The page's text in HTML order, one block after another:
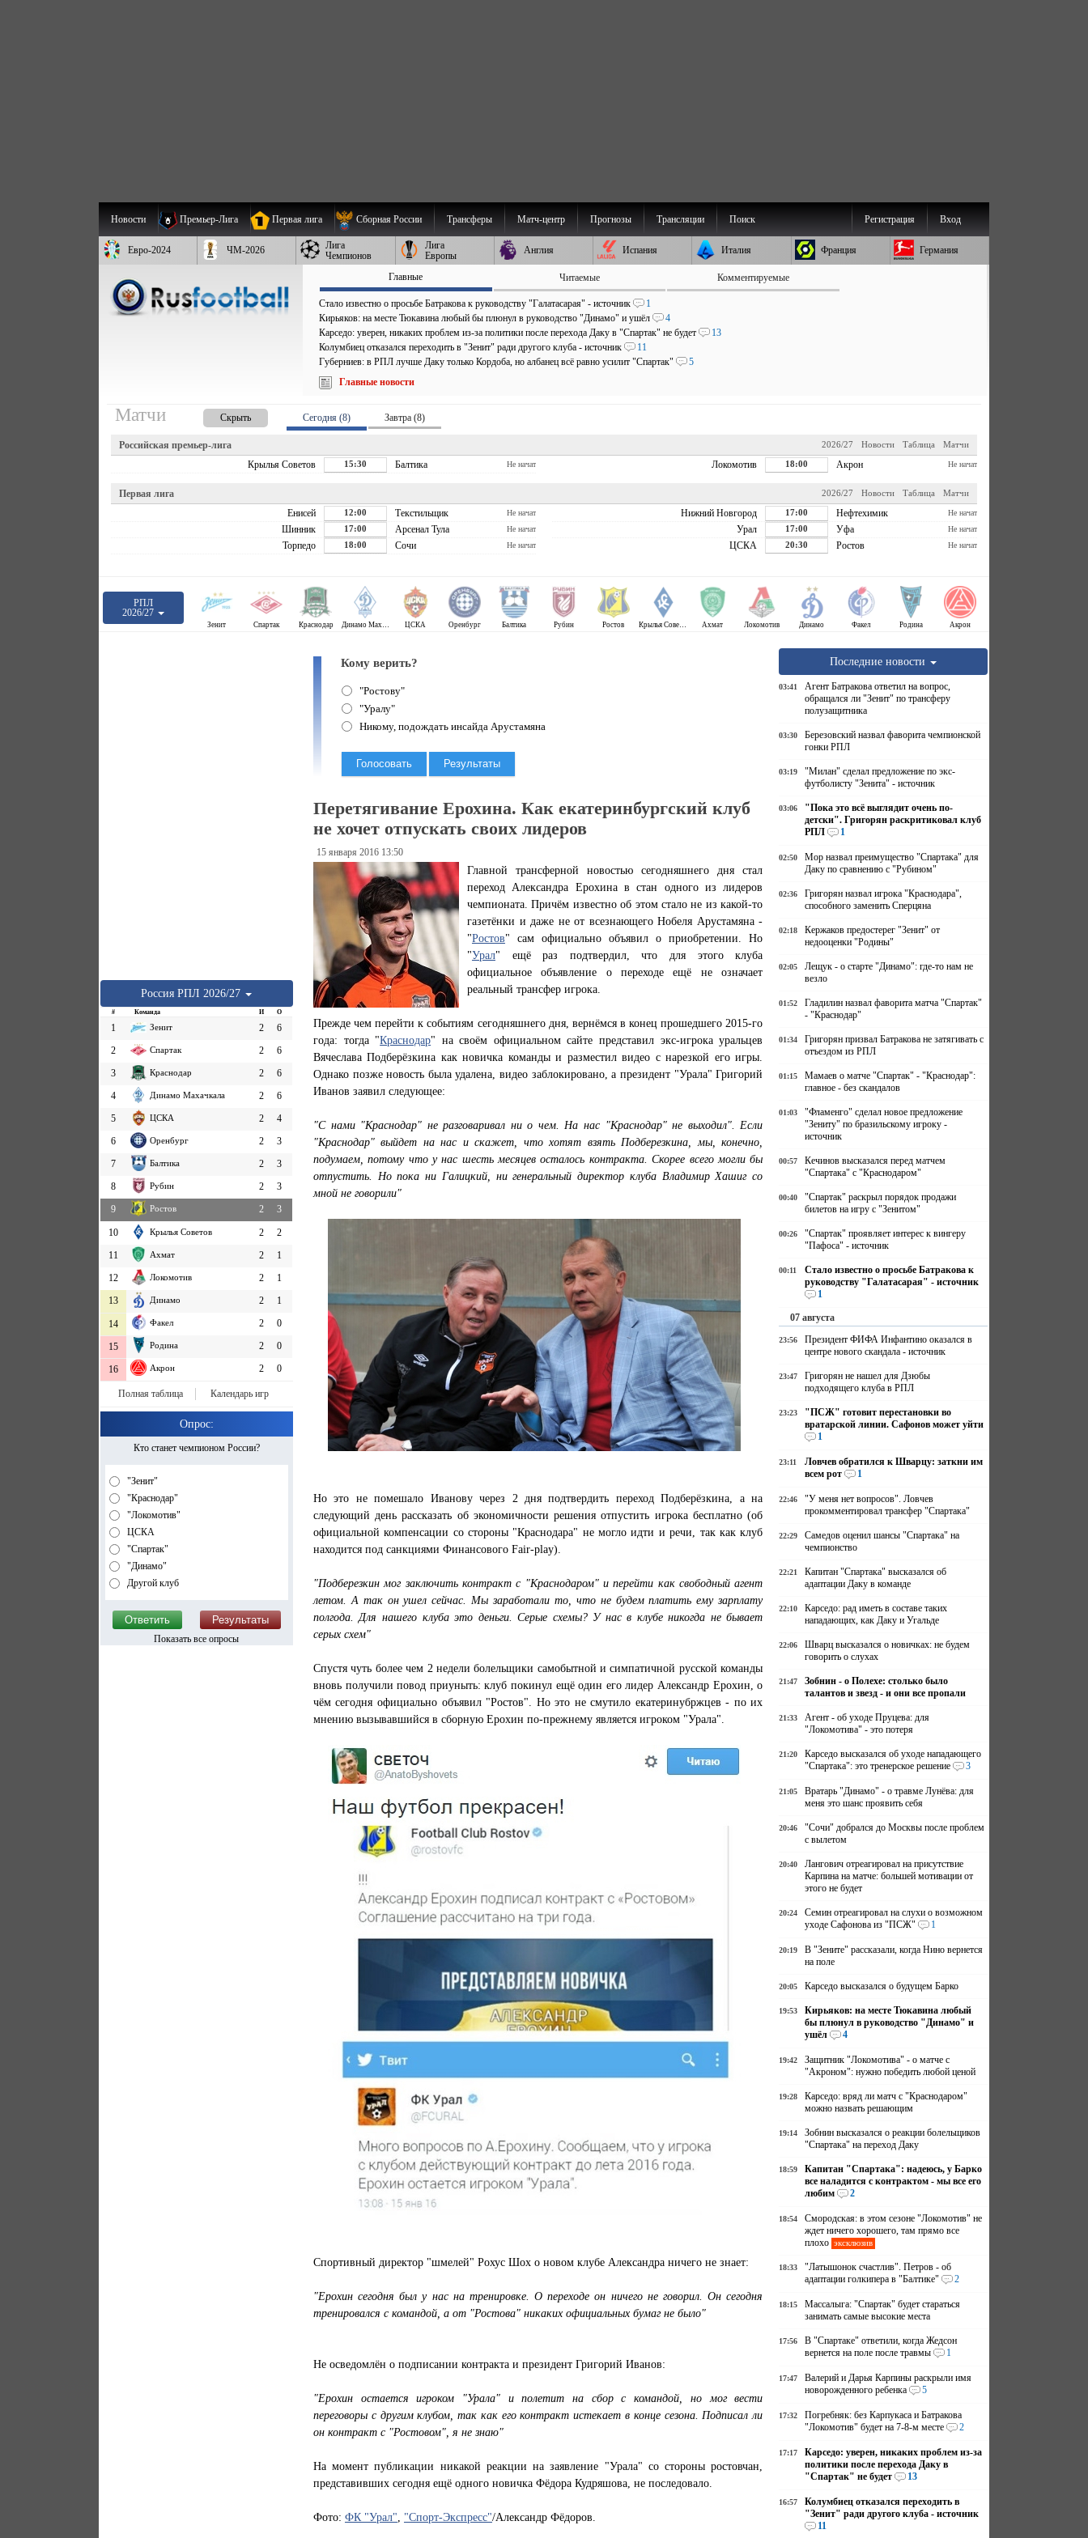
Новости Премьер-Лига Первая лига Сборная России Трансферы Матч-центр Прогнозы Трансляции Поиск Вход
Регистрация
Евро-2024 ЧМ-2026
Лига
Чемпионов
Лига
Европы
Англия Испания Италия Франция Германия
Главные Читаемые Комментируемые
Стало известно о просьбе Батракова к руководству "Галатасарая" - источник
1
Кирьяков: на месте Тюкавина любый бы плюнул в руководство "Динамо" и ушёл
4
Карседо: уверен, никаких проблем из-за политики после перехода Даку в "Спартак" не будет
13
Колумбиец отказался переходить в "Зенит" ради другого клуба - источник
11
Губерниев: в РПЛ лучше Даку только Кордоба, но албанец всё равно усилит "Спартак"
5
Главные новости
Матчи Скрыть Сегодня (8) Завтра (8)
Российская премьер-лига Матчи
Таблица
Новости
2026/27
Крылья Советов 15:30 Балтика Не начат Локомотив 18:00 Акрон Не начат
Первая лига Матчи
Таблица
Новости
2026/27
Енисей 12:00 Текстильщик Не начат Нижний Новгород 17:00 Нефтехимик Не начат
Шинник 17:00 Арсенал Тула Не начат Урал 17:00 Уфа Не начат
Торпедо 18:00 Сочи Не начат ЦСКА 20:30 Ростов Не начат
РПЛ
2026/27
Зенит Спартак Краснодар Динамо Махачкала ЦСКА Оренбург Балтика Рубин Ростов Крылья Советов Ахмат Локомотив Динамо Факел Родина Акрон
Россия РПЛ 2026/27
# Команда И О
1 Зенит 2
6
2
Спартак 2
6
3
Краснодар 2
6
4
Динамо Махачкала 2
6
5
ЦСКА 2
4
6
Оренбург 2
3
7
Балтика 2
3
8
Рубин 2
3
9
Ростов 2 3
10 Крылья Советов 2
2
11
Ахмат 2
1
12
Локомотив 2
1
13
Динамо 2 1
14 Факел 2 0
15 Родина 2 0
16 Акрон 2 0
Полная таблица Календарь игр
Опрос:
Кто станет чемпионом России?
"Зенит"
"Краснодар"
"Локомотив"
ЦСКА
"Спартак"
"Динамо"
Другой клуб
Показать все опросы
Кому верить?
"Ростову"
"Уралу"
Никому, подождать инсайда Арустамяна
Перетягивание Ерохина. Как екатеринбургский клуб
не хочет отпускать своих лидеров
15 января 2016 13:50
Главной трансферной новостью сегодняшнего дня стал
переход Александра Ерохина в стан одного из лидеров
чемпионата. Причём известно об этом стало не из какой-то
газетёнки и даже не от всезнающего Нобеля Арустамяна -
"Ростов" сам официально объявил о приобретении. Но
"Урал" ещё раз подтвердил, что для этого клуба
официальное объявление о переходе ещё не означает
реальный трансфер игрока.
Прежде чем перейти к событиям сегодняшнего дня, вернёмся в конец прошедшего 2015-го
года: тогда "Краснодар" на своём официальном сайте представил экс-игрока уральцев
Вячеслава Подберёзкина как новичка команды и разместил видео с нарезкой его игры.
Однако позже новость была удалена, видео заблокировано, а президент "Урала" Григорий
Иванов заявил следующее:
"С нами "Краснодар" не разговаривал ни о чем. На нас "Краснодар" не выходил". Если
"Краснодар" выйдет на нас и скажет, что хотят взять Подберезкина, мы, конечно,
подумаем, потому что у нас шесть месяцев осталось контракта. Скорее всего могли бы
отпустить. Но пока ни Галицкий, ни генеральный директор клуба Владимир Хашиг со
мной не говорили"
Но это не помешало Иванову через 2 дня подтвердить переход Подберёзкина, а на
следующий день рассказать об экономичности решения отпустить игрока бесплатно (об
официальной компенсации со стороны "Краснодара" не могло идти и речи, так как клуб
находится под санкциями Финансового Fair-play).
"Подберезкин мог заключить контракт с "Краснодаром" и перейти как свободный агент
летом. А так он ушел сейчас. Мы заработали то, что не будем платить ему зарплату
полгода. Для нашего клуба это деньги. Серые схемы? У нас в клубе никогда не бывает
серых схем"
Спустя чуть более чем 2 недели болельщики самобытной и симпатичной русской команды
вновь получили повод приуныть: клуб покинул ещё один его лидер Александр Ерохин, о
чём сегодня официально объявил "Ростов". Но это не смутило екатеринубржцев - по их
мнению вызывавшийся в сборную Ерохин по-прежнему является игроком "Урала".
Спортивный директор "шмелей" Рохус Шох о новом клубе Александра ничего не знает:
"Ерохин сегодня был у нас на тренировке. О переходе он ничего не говорил. Он сегодня
тренировался с командой, а от "Ростова" никаких официальных бумаг не было"
Не осведомлён о подписании контракта и президент Григорий Иванов:
"Ерохин остается игроком "Урала" и полетит на сбор с командой, но мог вести
переговоры с другим клубом, так как его контракт истекает в конце сезона. Подписал ли
он контракт с "Ростовом", я не знаю"
На момент публикации никакой реакции на заявление "Урала" со стороны ростовчан,
представивших сегодня ещё одного новичка Фёдора Кудряшова, не последовало.
Фото: ФК "Урал" "Спорт-Экспресс"/Александр Фёдоров.
Последние новости
03:41
Агент Батракова ответил на вопрос,
обращался ли "Зенит" по трансферу
полузащитника
03:30
Березовский назвал фаворита чемпионской
гонки РПЛ
03:19
"Милан" сделал предложение по экс-
футболисту "Зенита" - источник
03:06
"Пока это всё выглядит очень по-
детски". Григорян раскритиковал клуб
РПЛ
1
02:50
Мор назвал преимущество "Спартака" для
Даку по сравнению с "Рубином"
02:36
Григорян назвал игрока "Краснодара",
способного заменить Сперцяна
02:18
Кержаков предостерег "Зенит" от
недооценки "Родины"
02:05
Лещук - о старте "Динамо": где-то нам не
везло
01:52
Гладилин назвал фаворита матча "Спартак"
- "Краснодар"
01:34
Григорян призвал Батракова не затягивать с
отъездом из РПЛ
01:15
Мамаев о матче "Спартак" - "Краснодар":
главное - без скандалов
01:03
"Фламенго" сделал новое предложение
"Зениту" по бразильскому игроку -
источник
00:57
Кечинов высказался перед матчем
"Спартака" с "Краснодаром"
00:40
"Спартак" раскрыл порядок продажи
билетов на игру с "Зенитом"
00:26
"Спартак" проявляет интерес к вингеру
"Пафоса" - источник
00:11
Стало известно о просьбе Батракова к
руководству "Галатасарая" - источник
1
07 августа
23:56
Президент ФИФА Инфантино оказался в
центре нового скандала - источник
23:47
Григорян не нашел для Дзюбы
подходящего клуба в РПЛ
23:23
"ПСЖ" готовит перестановки во
вратарской линии. Сафонов может уйти
1
23:11
Ловчев обратился к Шварцу: заткни им
всем рот
1
22:46
"У меня нет вопросов". Ловчев
прокомментировал трансфер "Спартака"
22:29
Самедов оценил шансы "Спартака" на
чемпионство
22:21
Капитан "Спартака" высказался об
адаптации Даку в команде
22:10
Карседо: рад иметь в составе таких
нападающих, как Даку и Угальде
22:06
Шварц высказался о новичках: не будем
говорить о слухах
21:47
Зобнин - о Полехе: столько было
талантов и звезд - и они все пропали
21:33
Агент - об уходе Пруцева: для
"Локомотива" - это потеря
21:20
Карседо высказался об уходе нападающего
"Спартака": это тренерское решение
3
21:05
Вратарь "Динамо" - о травме Лунёва: для
меня это шанс проявить себя
20:46
"Сочи" добрался до Москвы после проблем
с вылетом
20:40
Лангович отреагировал на присутствие
Карпина на матче: большей мотивации от
этого не будет
20:24
Семин отреагировал на слухи о возможном
уходе Сафонова из "ПСЖ"
1
20:19
В "Зените" рассказали, когда Нино вернется
на поле
20:05 Карседо высказался о будущем Барко
19:53
Кирьяков: на месте Тюкавина любый
бы плюнул в руководство "Динамо" и
ушёл
4
19:42
Защитник "Локомотива" - о матче с
"Акроном": нужно победить любой ценой
19:28
Карседо: вряд ли матч с "Краснодаром"
можно назвать решающим
19:14
Зобнин высказался о реакции болельщиков
"Спартака" на переход Даку
18:59
Капитан "Спартака": надеюсь, у Барко
все наладится с контрактом - мы все его
любим
2
18:54
Смородская: в этом сезоне "Локомотив" не
ждет ничего хорошего, там прямо все
плохо эксклюзив
18:33
"Латышонок счастлив". Петров - об
адаптации голкипера в "Балтике"
2
18:15
Массалыга: "Спартак" будет стараться
занимать самые высокие места
17:56
В "Спартаке" ответили, когда Жедсон
вернется на поле после травмы
1
17:47
Валерий и Дарья Карпины раскрыли имя
новорожденного ребенка
5
17:32
Погребняк: без Карпукаса и Батракова
"Локомотив" будет на 7-8-м месте
2
17:17
Карседо: уверен, никаких проблем из-за
политики после перехода Даку в
"Спартак" не будет
13
16:57
Колумбиец отказался переходить в
"Зенит" ради другого клуба - источник
11